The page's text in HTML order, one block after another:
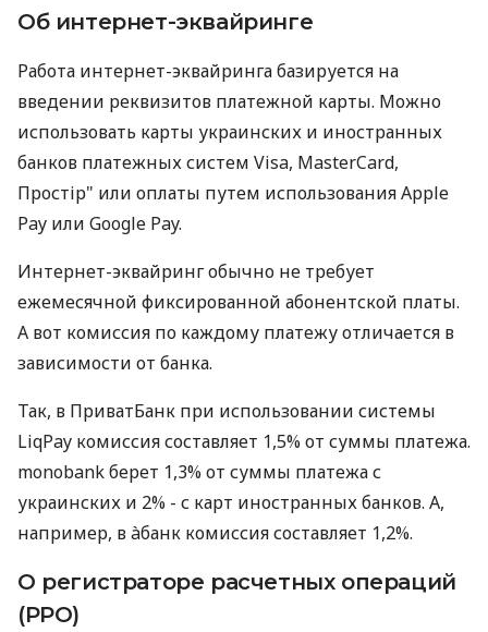
Об интернет-эквайринге
Работа интернет-эквайринга базируется на
введении реквизитов платежной карты. Можно
использовать карты украинских и иностранных
банков платежных систем Visa, MasterCard,
Простір" или оплаты путем использования Apple
Pay или Google Pay.
Интернет-эквайринг обычно не требует
ежемесячной фиксированной абонентской платы.
А вот комиссия по каждому платежу отличается в
зависимости от банка.
Так, в ПриватБанк при использовании системы
LiqPay комиссия составляет 1,5% от суммы платежа.
monobank берет 1,3% от суммы платежа с
украинских и 2% - с карт иностранных банков. А,
например, в àбанк комиссия составляет 1,2%.
О регистраторе расчетных операций
(РРО)